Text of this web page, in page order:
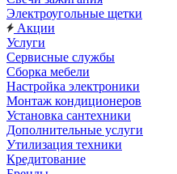
Электроугольные щетки
Акции
Услуги
Сервисные службы
Сборка мебели
Настройка электроники
Монтаж кондиционеров
Установка сантехники
Дополнительные услуги
Утилизация техники
Кредитование